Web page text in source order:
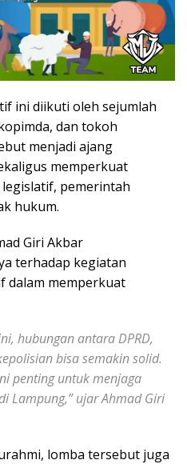
ini diikuti oleh sejumlah
dan tokoh
menjadi ajang
memperkuat
pemerintah
hukum.
Giri Akbar
terhadap kegiatan
dalam memperkuat
hubungan antara DPRD,
bisa semakin solid.
penting untuk menjaga
Lampung,” ujar Ahmad Giri
lomba tersebut juga